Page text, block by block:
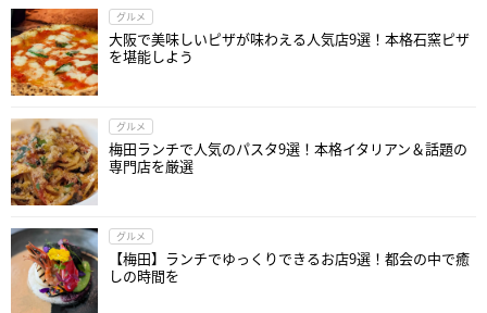
グルメ
大阪で美味しいピザが味わえる人気店9選！本格石窯ピザ
を堪能しよう
グルメ
梅田ランチで人気のパスタ9選！本格イタリアン＆話題の
専門店を厳選
グルメ
【梅田】ランチでゆっくりできるお店9選！都会の中で癒
しの時間を